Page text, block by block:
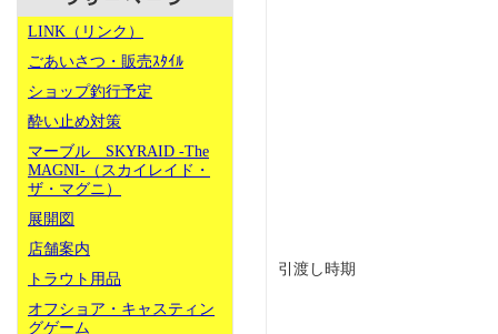
LINK（リンク）
ごあいさつ・販売ｽﾀｲﾙ
ショップ釣行予定
酔い止め対策
マーブル SKYRAID -The
MAGNI-（スカイレイド・
ザ・マグニ）
展開図
店舗案内
トラウト用品
オフショア・キャスティン
グゲーム
引渡し時期